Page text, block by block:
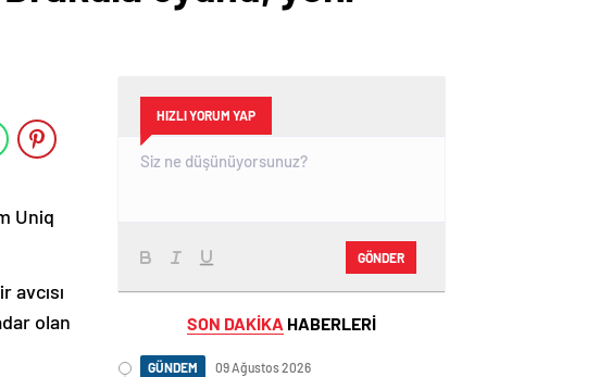
Uniq
avcısı
olan
HIZLI YORUM YAP
GÖNDER
SON DAKİKA HABERLERİ
GÜNDEM 09 Ağustos 2026